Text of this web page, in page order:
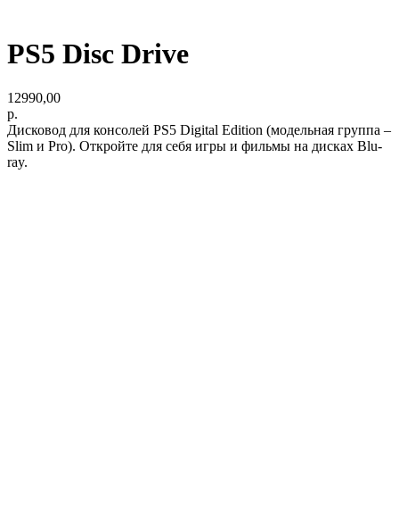
PS5 Disc Drive
12990,00
р.
Дисковод для консолей PS5 Digital Edition (модельная группа –
Slim и Pro). Откройте для себя игры и фильмы на дисках Blu-
ray.